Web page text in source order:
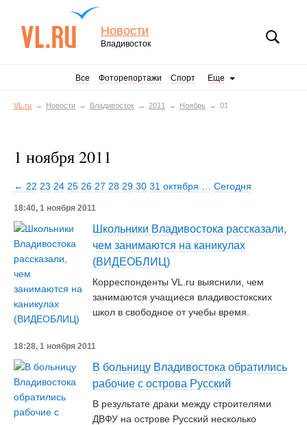
Новости
Владивосток
Все Фоторепортажи Спорт Еще
VL.ru Новости Владивосток 2011 Ноябрь 01
1 ноября 2011
← 22 23 24 25 26 27 28 29 30 31 октября Сегодня
18:40, 1 ноября 2011
Школьники Владивостока рассказали,
чем занимаются на каникулах
(ВИДЕОБЛИЦ)
Корреспонденты VL.ru выяснили, чем
занимаются учащиеся владивостокских
школ в свободное от учебы время.
18:28, 1 ноября 2011
В больницу Владивостока обратились
рабочие с острова Русский
В результате драки между строителями
ДВФУ на острове Русский несколько